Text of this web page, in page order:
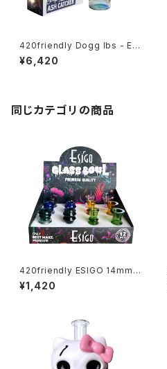
420friendly Dogg lbs - Ev
eryday アッシュキャッチャー
（約10cm／14mm・45°ジョイ
¥6,420
同じカテゴリの商品
420friendly ESIGO 14mmガ
ラスボウル(火皿) Phoenix As
h Catcher
¥1,420